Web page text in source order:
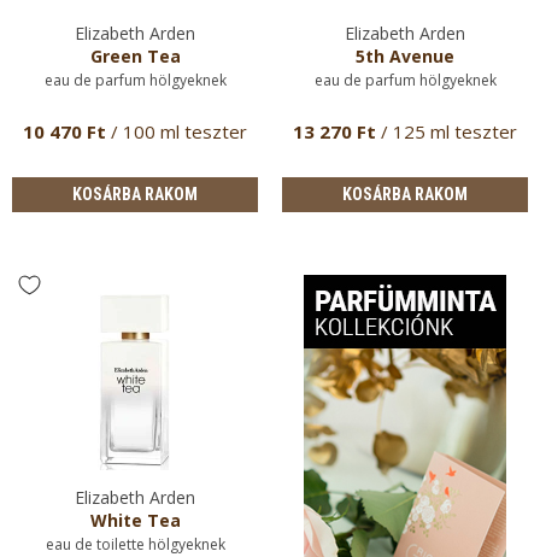
Elizabeth Arden
Green Tea
eau de parfum hölgyeknek
10 470 Ft / 100 ml teszter
KOSÁRBA RAKOM
Elizabeth Arden
5th Avenue
eau de parfum hölgyeknek
13 270 Ft / 125 ml teszter
KOSÁRBA RAKOM
Elizabeth Arden
White Tea
eau de toilette hölgyeknek